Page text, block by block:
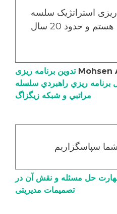
ریزی استراتژیک سلسه
مراتبی و منظر برازنده هستم و حدود 20 سال
Mohsen تدوین برنامه ریزی
برنامه ریزي راهبردي سلسله
مراتبي و شبکه زیگزاگ
سپاسگزاریم
حل مسئله و نقش آن در
تصمیمات مدیریتی